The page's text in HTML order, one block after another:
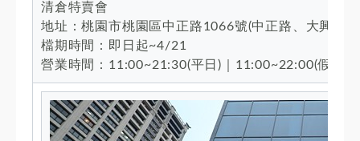
清倉特賣會
地址：桃園市桃園區中正路1066號(中正路、大興西
檔期時間：即日起~4/21
營業時間：11:00~21:30(平日)｜11:00~22:00(假日)